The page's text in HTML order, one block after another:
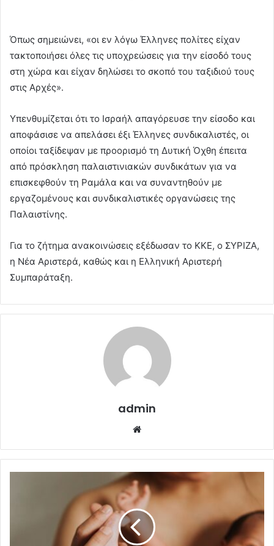
Όπως σημειώνει, «οι εν λόγω Έλληνες πολίτες είχαν
τακτοποιήσει όλες τις υποχρεώσεις για την είσοδό τους
στη χώρα και είχαν δηλώσει το σκοπό του ταξιδιού τους
στις Αρχές».
Υπενθυμίζεται ότι το Ισραήλ απαγόρευσε την είσοδο και
αποφάσισε να απελάσει έξι Έλληνες συνδικαλιστές, οι
οποίοι ταξίδεψαν με προορισμό τη Δυτική Όχθη έπειτα
από πρόσκληση παλαιστινιακών συνδικάτων για να
επισκεφθούν τη Ραμάλα και να συναντηθούν με
εργαζομένους και συνδικαλιστικές οργανώσεις της
Παλαιστίνης.
Για το ζήτημα ανακοινώσεις εξέδωσαν το ΚΚΕ, ο ΣΥΡΙΖΑ,
η Νέα Αριστερά, καθώς και η Ελληνική Αριστερή
Συμπαράταξη.
admin